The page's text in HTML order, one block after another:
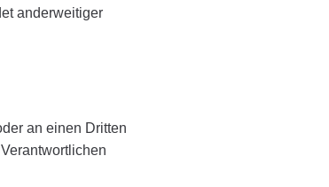
anderweitiger
an einen Dritten